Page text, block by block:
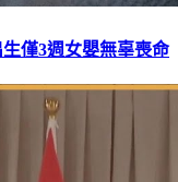
僅3週女嬰無辜喪命